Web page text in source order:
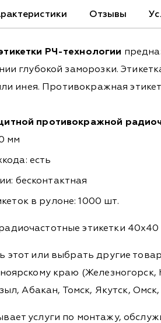
Отзывы
РЧ-технологии
глубокой заморозки.
инея. Противокражная
противокражной
мм
есть
бесконтактная
в рулоне: 1000 шт.
этикетки
этот или выбрать другие
краю
Абакан, Томск, Якутск,
услуги по монтажу,